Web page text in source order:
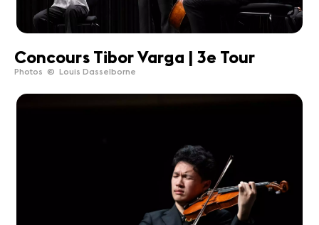
Concours Tibor Varga | 3e Tour
Photos © Louis Dasselborne